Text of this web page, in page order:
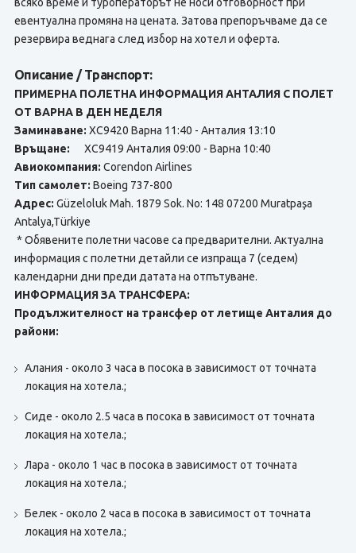
евентуална промяна на цената. Затова препоръчваме да се
резервира веднага след избор на хотел и оферта.
Описание / Транспорт:
ПРИМЕРНА ПОЛЕТНА ИНФОРМАЦИЯ АНТАЛИЯ С ПОЛЕТ
ОТ ВАРНА В ДЕН НЕДЕЛЯ
Заминаване: XC9420 Варна 11:40 - Анталия 13:10
Връщане:
XC9419 Анталия 09:00 - Варна 10:40
Авиокомпания: Corendon Airlines
Тип самолет: Boeing 737-800
Адрес: Güzeloluk Mah. 1879 Sok. No: 148 07200 Muratpaşa
Antalya,Türkiye
* Обявените полетни часове са предварителни. Актуална
информация с полетни детайли се изпраща 7 (седем)
календарни дни преди датата на отпътуване.
ИНФОРМАЦИЯ ЗА ТРАНСФЕРА:
Продължителност на трансфер от летище Анталия до
райони:
Алания - около 3 часа в посока в зависимост от точната
локация на хотела.;
Сиде - около 2.5 часа в посока в зависимост от точната
локация на хотела.;
Лара - около 1 час в посока в зависимост от точната
локация на хотела.;
Белек - около 2 часа в посока в зависимост от точната
локация на хотела.;